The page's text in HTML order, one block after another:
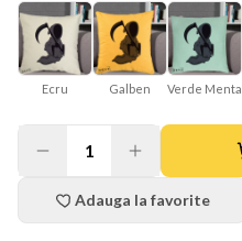
Ecru Galben Verde Menta
1
Adauga la favorite